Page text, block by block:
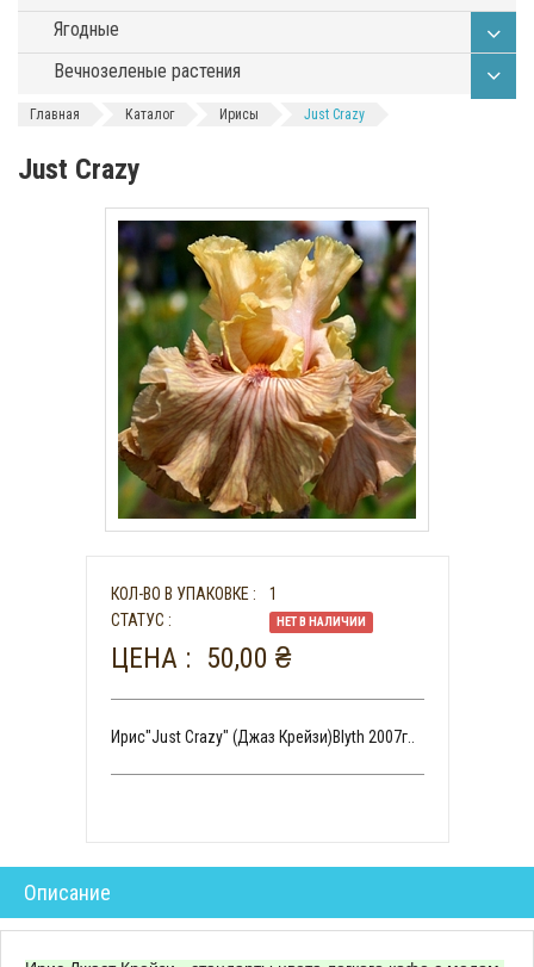
Ягодные
Вечнозеленые растения
Главная Каталог Ирисы Just Crazy
Just Crazy
КОЛ-ВО В УПАКОВКE :
1
СТАТУС :
НЕТ В НАЛИЧИИ
ЦЕНА : 50,00 ₴
Ирис"Just Crazy" (Джаз Крейзи)Blyth 2007г..
Описание